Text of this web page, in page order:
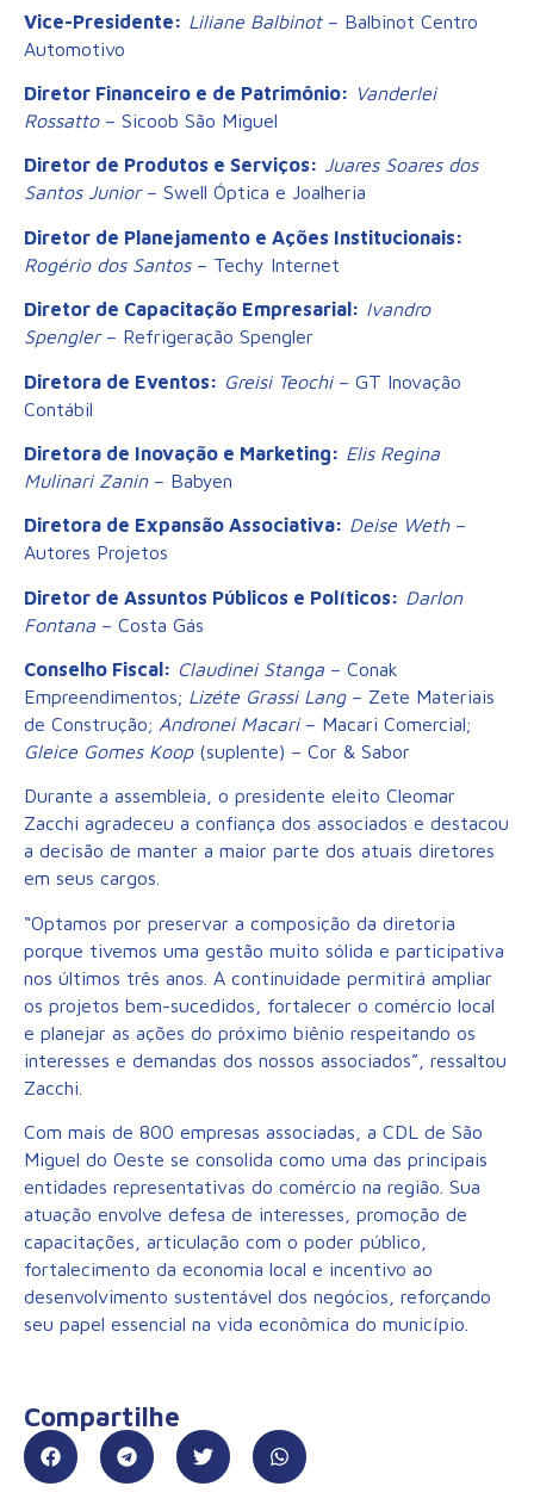
Vice-Presidente: Liliane Balbinot– Balbinot Centro
Automotivo
Diretor Financeiro e de Patrimônio: Vanderlei
Rossatto– Sicoob São Miguel
Diretor de Produtos e Serviços: Juares Soares dos
Santos Junior– Swell Óptica e Joalheria
Diretor de Planejamento e Ações Institucionais:
Rogério dos Santos– Techy Internet
Diretor de Capacitação Empresarial: Ivandro
Spengler– Refrigeração Spengler
Diretora de Eventos: Greisi Teochi– GT Inovação
Contábil
Diretora de Inovação e Marketing: Elis Regina
Mulinari Zanin– Babyen
Diretora de Expansão Associativa: Deise Weth–
Autores Projetos
Diretor de Assuntos Públicos e Políticos: Darlon
Fontana – Costa Gás
Conselho Fiscal: Claudinei Stanga – Conak
Empreendimentos; Lizéte Grassi Lang– Zete Materiais
de Construção; Andronei Macari– Macari Comercial;
Gleice Gomes Koop(suplente) – Cor & Sabor
Durante a assembleia, o presidente eleito Cleomar
Zacchi agradeceu a confiança dos associados e destacou
a decisão de manter a maior parte dos atuais diretores
em seus cargos.
“Optamos por preservar a composição da diretoria
porque tivemos uma gestão muito sólida e participativa
nos últimos três anos. A continuidade permitirá ampliar
os projetos bem-sucedidos, fortalecer o comércio local
e planejar as ações do próximo biênio respeitando os
interesses e demandas dos nossos associados”, ressaltou
Zacchi.
Com mais de 800 empresas associadas, a CDL de São
Miguel do Oeste se consolida como uma das principais
entidades representativas do comércio na região. Sua
atuação envolve defesa de interesses, promoção de
capacitações, articulação com o poder público,
fortalecimento da economia local e incentivo ao
desenvolvimento sustentável dos negócios, reforçando
seu papel essencial na vida econômica do município.
Compartilhe